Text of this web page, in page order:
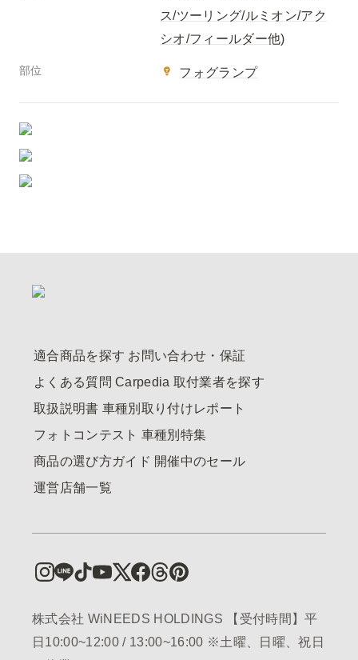
ス/ツーリング/ルミオン/アク
シオ/フィールダー他)
部位 フォグランプ
適合商品を探す お問い合わせ・保証
よくある質問 Carpedia 取付業者を探す
取扱説明書 車種別取り付けレポート
フォトコンテスト 車種別特集
商品の選び方ガイド 開催中のセール
運営店舗一覧
株式会社 WiNEEDS HOLDINGS 【受付時間】平
日10:00~12:00 / 13:00~16:00 ※土曜、日曜、祝日